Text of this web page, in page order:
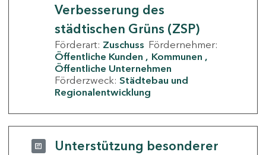
Verbesserung des
städtischen Grüns (ZSP)
Förderart: Zuschuss Fördernehmer:
Öffentliche Kunden
Kommunen
Öffentliche Unternehmen
Förderzweck: Städtebau und
Regionalentwicklung
Unterstützung besonderer